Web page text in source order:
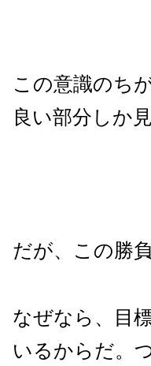
この意識のち
良い部分しか
だが、この勝
なぜなら、目
いるからだ。